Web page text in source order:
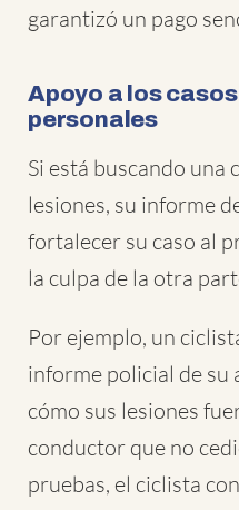
garantizó un pago
Apoyo a los
personales
Si está buscando una
lesiones, su informe
fortalecer su caso al
la culpa de la otra
Por ejemplo, un
informe policial de su
cómo sus lesiones
conductor que no
pruebas, el ciclista